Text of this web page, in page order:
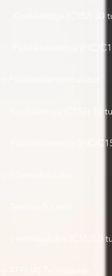
Koululentoja (C152) 30
Päällikkölentoja (PIC/
Koululentoja (C152) 10
Päällikkölentoja (PIC/
Lentokoulutus (C152) 5